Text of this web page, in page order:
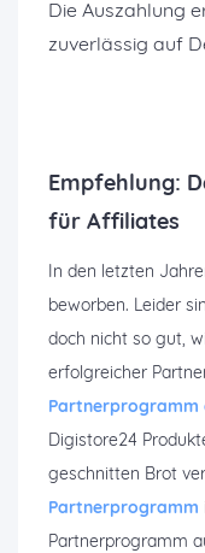
Die Auszahlung
zuverlässig auf
Empfehlung:
für Affiliates
In den letzten
beworben. Leider
doch nicht so gut,
erfolgreicher
Partnerprogramm
Digistore24
geschnitten Brot
Partnerprogramm
Partnerprogramm